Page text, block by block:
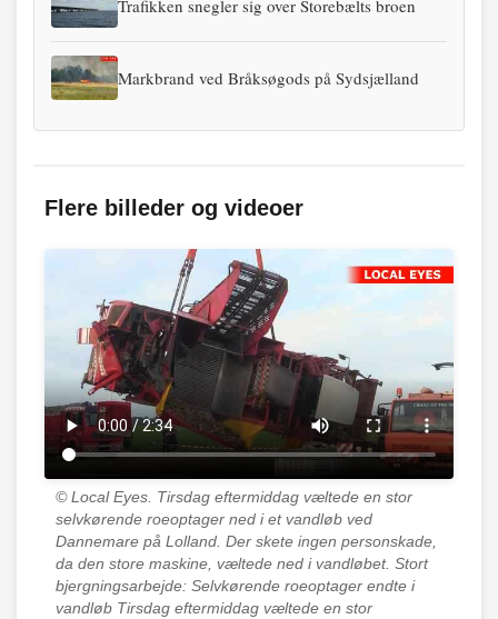
Trafikken snegler sig over Storebælts broen
Markbrand ved Bråksøgods på Sydsjælland
Flere billeder og videoer
© Local Eyes. Tirsdag eftermiddag væltede en stor
selvkørende roeoptager ned i et vandløb ved
Dannemare på Lolland. Der skete ingen personskade,
da den store maskine, væltede ned i vandløbet. Stort
bjergningsarbejde: Selvkørende roeoptager endte i
vandløb Tirsdag eftermiddag væltede en stor